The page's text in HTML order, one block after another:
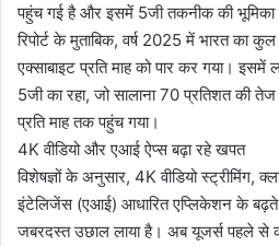
पहुंच गई है और इसमें 5जी तकनीक की
रिपोर्ट के मुताबिक, वर्ष 2025 में भारत का
एक्साबाइट प्रति माह को पार कर गया।
5जी का रहा, जो सालाना 70 प्रतिशत की
प्रति माह तक पहुंच गया।
4K वीडियो और एआई ऐप्स बढ़ा रहे खपत
विशेषज्ञों के अनुसार, 4K वीडियो स्ट्रीमिंग,
इंटेलिजेंस (एआई) आधारित एप्लिकेशन के
जबरदस्त उछाल लाया है। अब यूजर्स पहले से